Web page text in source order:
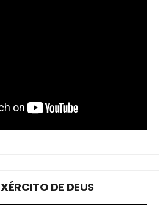
DE DEUS